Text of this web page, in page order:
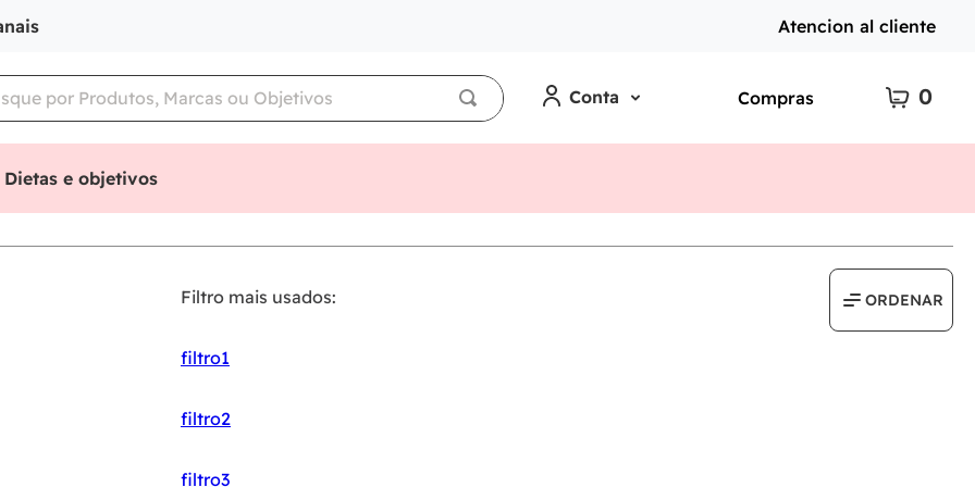
Atencion al cliente
Conta Compras 0
Dietas e objetivos
Filtro mais usados:
filtro1
filtro2
filtro3